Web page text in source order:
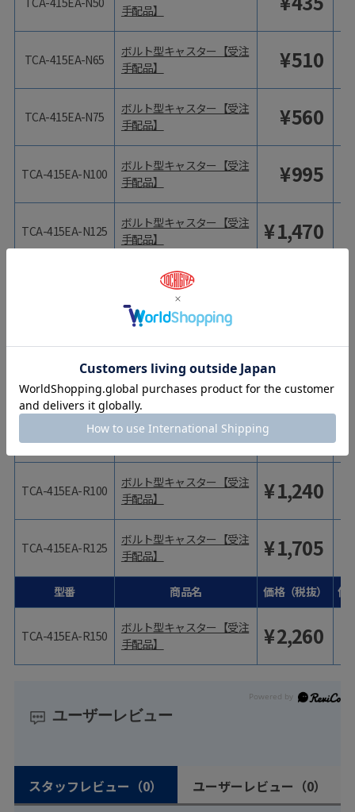
TCA-415EA-N65
TCA-415EA-N75
TCA-415EA-N100
TCA-415EA-N125
TCA-415EA-R65
TCA-415EA-R75
TCA-415EA-R100
TCA-415EA-R125
型番
TCA-415EA-R150
手配品】
ボルト型キャスター【受注
手配品】
¥510
ボルト型キャスター【受注
手配品】
¥560
ボルト型キャスター【受注
手配品】
¥995
ボルト型キャスター【受注
手配品】
¥1,470
商品名
ボルト型キャスター【受注
手配品】
ボルト型キャスター【受注
手配品】
ボルト型キャスター【受注
手配品】
ボルト型キャスター【受注
手配品】
¥1,240
ボルト型キャスター【受注
手配品】
¥1,705
商品名 価格（税抜） 価
ボルト型キャスター【受注
手配品】
¥2,260
ユーザーレビュー
スタッフレビュー （0） ユーザーレビュー （0）